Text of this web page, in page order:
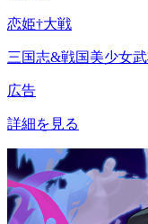
恋姫†大戦
三国志&戦国美少女
広告
詳細を見る